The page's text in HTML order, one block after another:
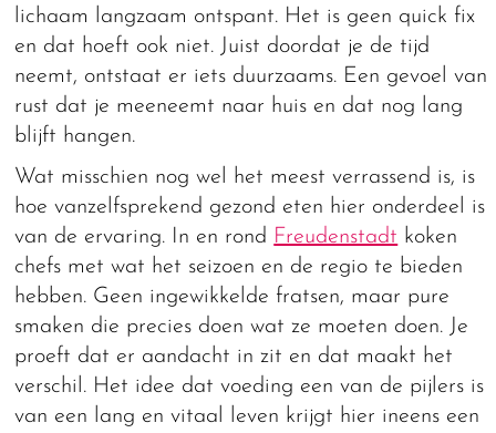
lichaam langzaam ontspant. Het is geen quick fix
en dat hoeft ook niet. Juist doordat je de tijd
neemt, ontstaat er iets duurzaams. Een gevoel van
rust dat je meeneemt naar huis en dat nog lang
blijft hangen.
Wat misschien nog wel het meest verrassend is, is
hoe vanzelfsprekend gezond eten hier onderdeel is
van de ervaring. In en rond Freudenstadt koken
chefs met wat het seizoen en de regio te bieden
hebben. Geen ingewikkelde fratsen, maar pure
smaken die precies doen wat ze moeten doen. Je
proeft dat er aandacht in zit en dat maakt het
verschil. Het idee dat voeding een van de pijlers is
van een lang en vitaal leven krijgt hier ineens een